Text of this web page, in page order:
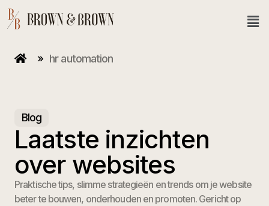
» hr automation
Blog
Laatste inzichten
over websites
Praktische tips, slimme strategieën en trends om je website
beter te bouwen, onderhouden en promoten. Gericht op